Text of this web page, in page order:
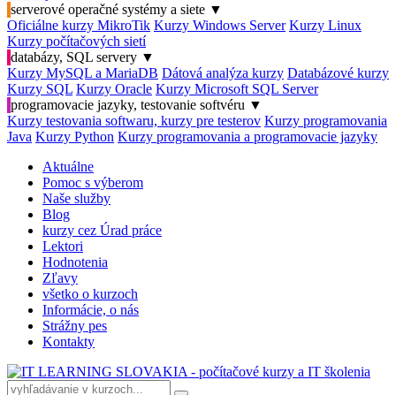
serverové operačné systémy a siete ▼
Oficiálne kurzy MikroTik Kurzy Windows Server Kurzy Linux
Kurzy počítačových sietí
databázy, SQL servery ▼
Kurzy MySQL a MariaDB Dátová analýza kurzy Databázové kurzy
Kurzy SQL Kurzy Oracle Kurzy Microsoft SQL Server
programovacie jazyky, testovanie softvéru ▼
Kurzy testovania softwaru, kurzy pre testerov Kurzy programovania
Java Kurzy Python Kurzy programovania a programovacie jazyky
Aktuálne
Pomoc s výberom
Naše služby
Blog
kurzy cez Úrad práce
Lektori
Hodnotenia
Zľavy
všetko o kurzoch
Informácie, o nás
Strážny pes
Kontakty